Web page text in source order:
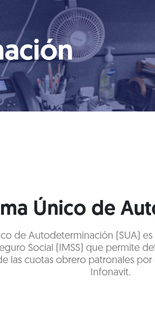
Único de
de Autodeterminación (SUA)
Social (IMSS) que permite
las cuotas obrero patronales
Infonavit.